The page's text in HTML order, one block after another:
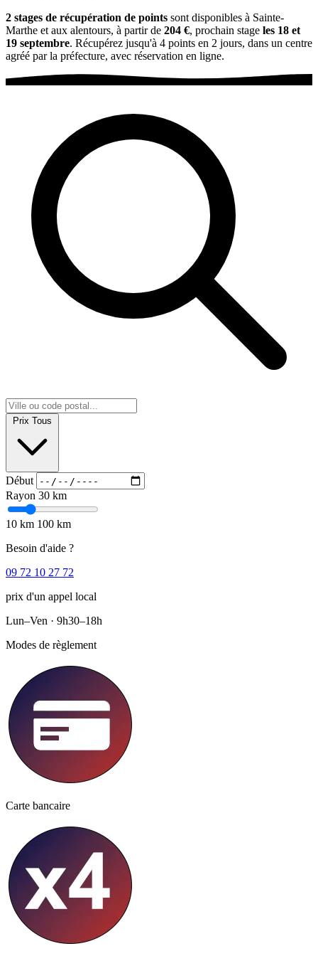
2 stages de récupération de points sont disponibles à Sainte-
Marthe et aux alentours, à partir de 204 €, prochain stage les 18 et
19 septembre. Récupérez jusqu'à 4 points en 2 jours, dans un centre
agréé par la préfecture, avec réservation en ligne.
Prix Tous
Début
Rayon 30 km
10 km 100 km
Besoin d'aide ?
09 72 10 27 72
prix d'un appel local
Lun–Ven · 9h30–18h
Modes de règlement
Carte bancaire